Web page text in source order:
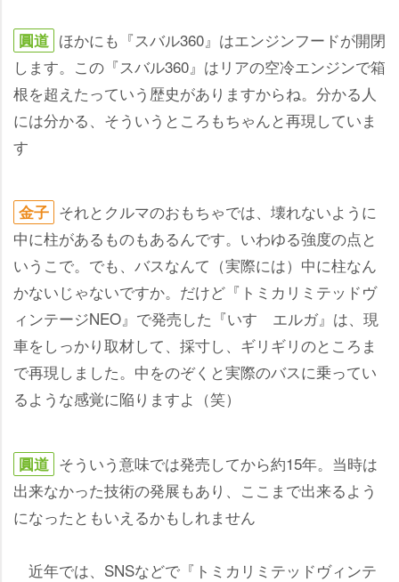
圓道 ほかにも『スバル360』はエンジンフードが開閉
します。この『スバル360』はリアの空冷エンジンで箱
根を超えたっていう歴史がありますからね。分かる人
には分かる、そういうところもちゃんと再現していま
す
金子 それとクルマのおもちゃでは、壊れないように
中に柱があるものもあるんです。いわゆる強度の点と
いうこで。でも、バスなんて（実際には）中に柱なん
かないじゃないですか。だけど『トミカリミテッドヴ
ィンテージNEO』で発売した『いすゞエルガ』は、現
車をしっかり取材して、採寸し、ギリギリのところま
で再現しました。中をのぞくと実際のバスに乗ってい
るような感覚に陥りますよ（笑）
圓道 そういう意味では発売してから約15年。当時は
出来なかった技術の発展もあり、ここまで出来るよう
になったともいえるかもしれません
近年では、SNSなどで『トミカリミテッドヴィンテ